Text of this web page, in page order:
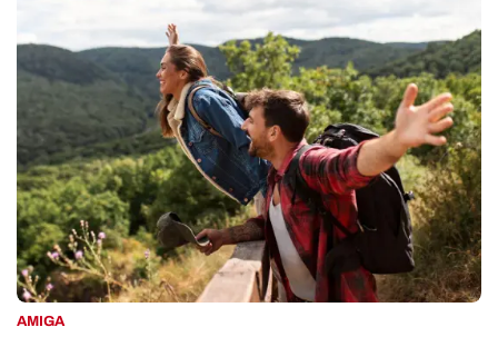
AMIGA